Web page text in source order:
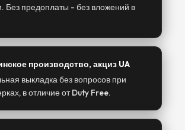
Без предоплаты - без вложений в
производство, акциз UA
выкладка без вопросов при
в отличие от Duty Free.